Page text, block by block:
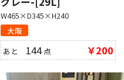
W465×D345×H240
大阪
あと 144点 ￥200